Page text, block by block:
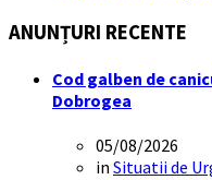
ANUNȚURI RECENTE
Cod galben de
Dobrogea
05/08/2026
in Situatii de